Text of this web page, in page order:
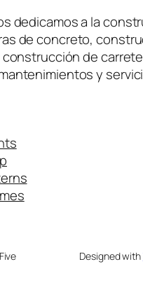
dedicamos a la
de concreto,
de
y
Designed with